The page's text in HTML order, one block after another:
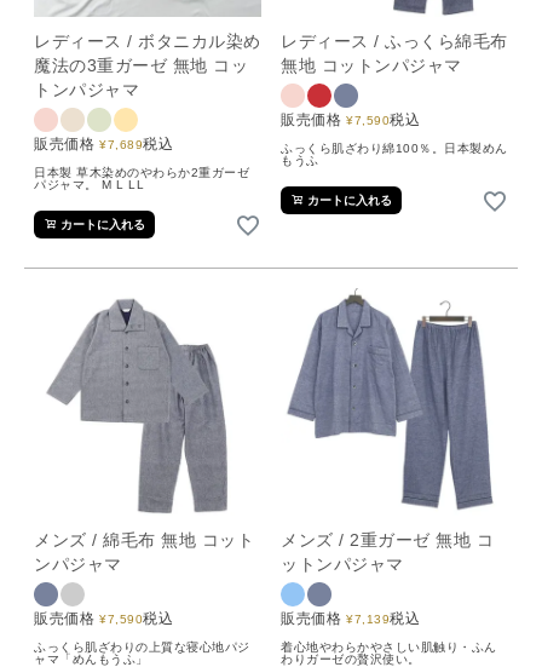
レディース / ボタニカル染め
魔法の3重ガーゼ 無地 コッ
トンパジャマ
販売価格 ¥7,689税込
日本製 草木染めのやわらか2重ガーゼ
パジャマ。 M L LL
カートに入れる
レディース / ふっくら綿毛布
無地 コットンパジャマ
販売価格 ¥7,590税込
ふっくら肌ざわり綿100％。日本製めん
もうふ
カートに入れる
メンズ / 綿毛布 無地 コット
ンパジャマ
販売価格 ¥7,590税込
ふっくら肌ざわりの上質な寝心地パジ
ャマ「めんもうふ」
メンズ / 2重ガーゼ 無地 コ
ットンパジャマ
販売価格 ¥7,139税込
着心地やわらかやさしい肌触り・ふん
わりガーゼの贅沢使い。